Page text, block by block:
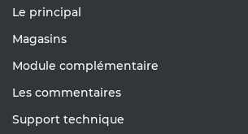
Le principal
Magasins
Module complémentaire
Les commentaires
Support technique